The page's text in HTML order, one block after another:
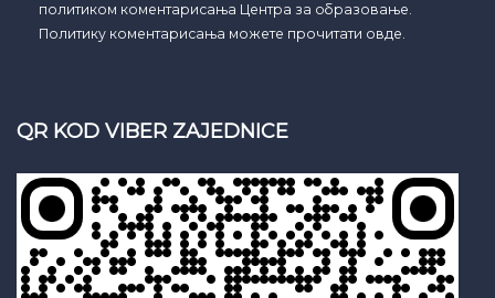
политиком коментарисања Центра за образовање.
Политику коментарисања можете прочитати овде.
QR KOD VIBER ZAJEDNICE